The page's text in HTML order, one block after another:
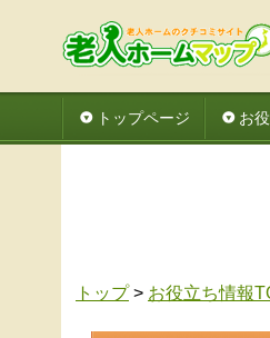
トップページ
お
トップ> お役立ち情報